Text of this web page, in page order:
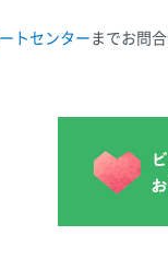
トセンター までお問